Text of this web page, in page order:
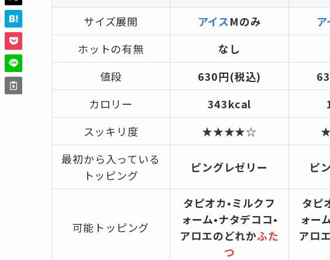
サイズ展開
アイスMのみ
ホットの有無
なし
値段
630円(税込)
カロリー
343kcal
スッキリ度
★★★★☆
最初から入っている
トッピング
ピングレゼリー ピ
可能トッピング
タピオカ•ミルクフ
ォーム•ナタデココ•
アロエのどれかふた
つ
タピ
ォー
アロ